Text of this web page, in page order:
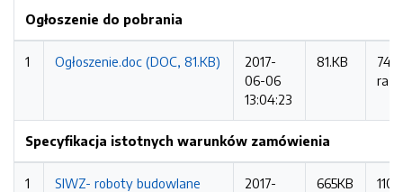
Ogłoszenie do pobrania
1 Ogłoszenie.doc (DOC, 81.KB)
2017-
06-06
13:04:23
81.KB
746
razy
Specyfikacja istotnych warunków zamówienia
1
SIWZ- roboty budowlane
2017-
665KB
1101